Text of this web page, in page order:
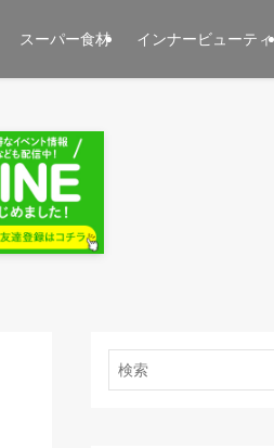
スーパー食材 インナービューティ